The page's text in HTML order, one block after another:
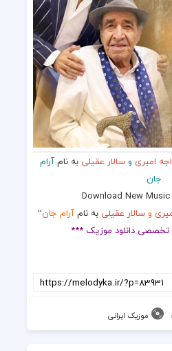
امیری وسالار عقیلی به نامآرام
جان
Download New Music
وسالار عقیلی به نامآرام جان“
تخصصی دانلود موزیک ***
موزیک ایرانی